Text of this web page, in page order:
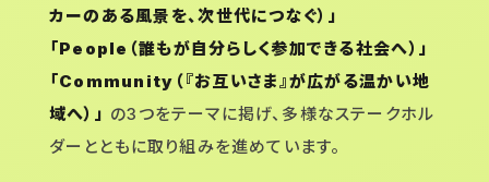
カーのある風景を、次世代につなぐ）」
「People（誰もが自分らしく参加できる社会へ）」
「Community（『お互いさま』が広がる温かい地
域へ）」 の3つをテーマに掲げ、多様なステークホル
ダーとともに取り組みを進めています。